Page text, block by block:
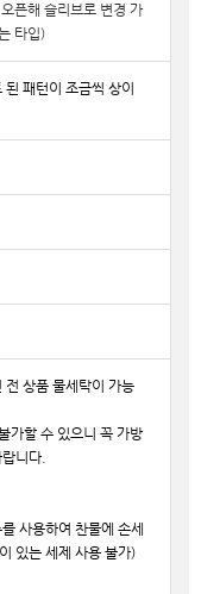
픈해 슬리브로 변경 가
타입)
패턴이 조금씩 상이
전 상품 물세탁이 가능
가할 수 있으니 꼭 가방
니다.
사용하여 찬물에 손세
있는 세제 사용 불가)